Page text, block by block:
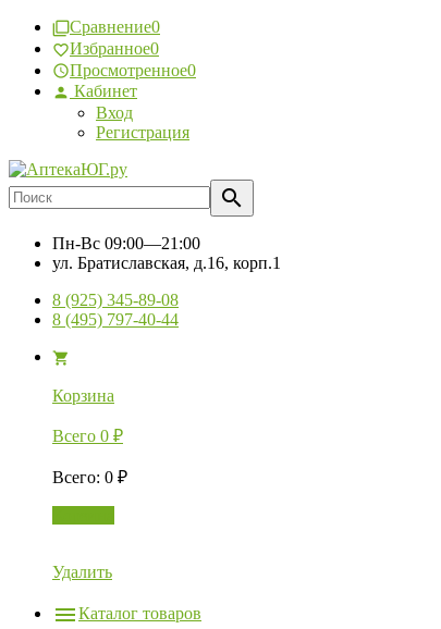
Сравнение0
Избранное0
Просмотренное0
Кабинет
Вход
Регистрация
Пн-Вс 09:00—21:00
ул. Братиславская, д.16, корп.1
8 (925) 345-89-08
8 (495) 797-40-44
Корзина
Всего 0 ₽
Всего: 0 ₽
Удалить
Каталог товаров